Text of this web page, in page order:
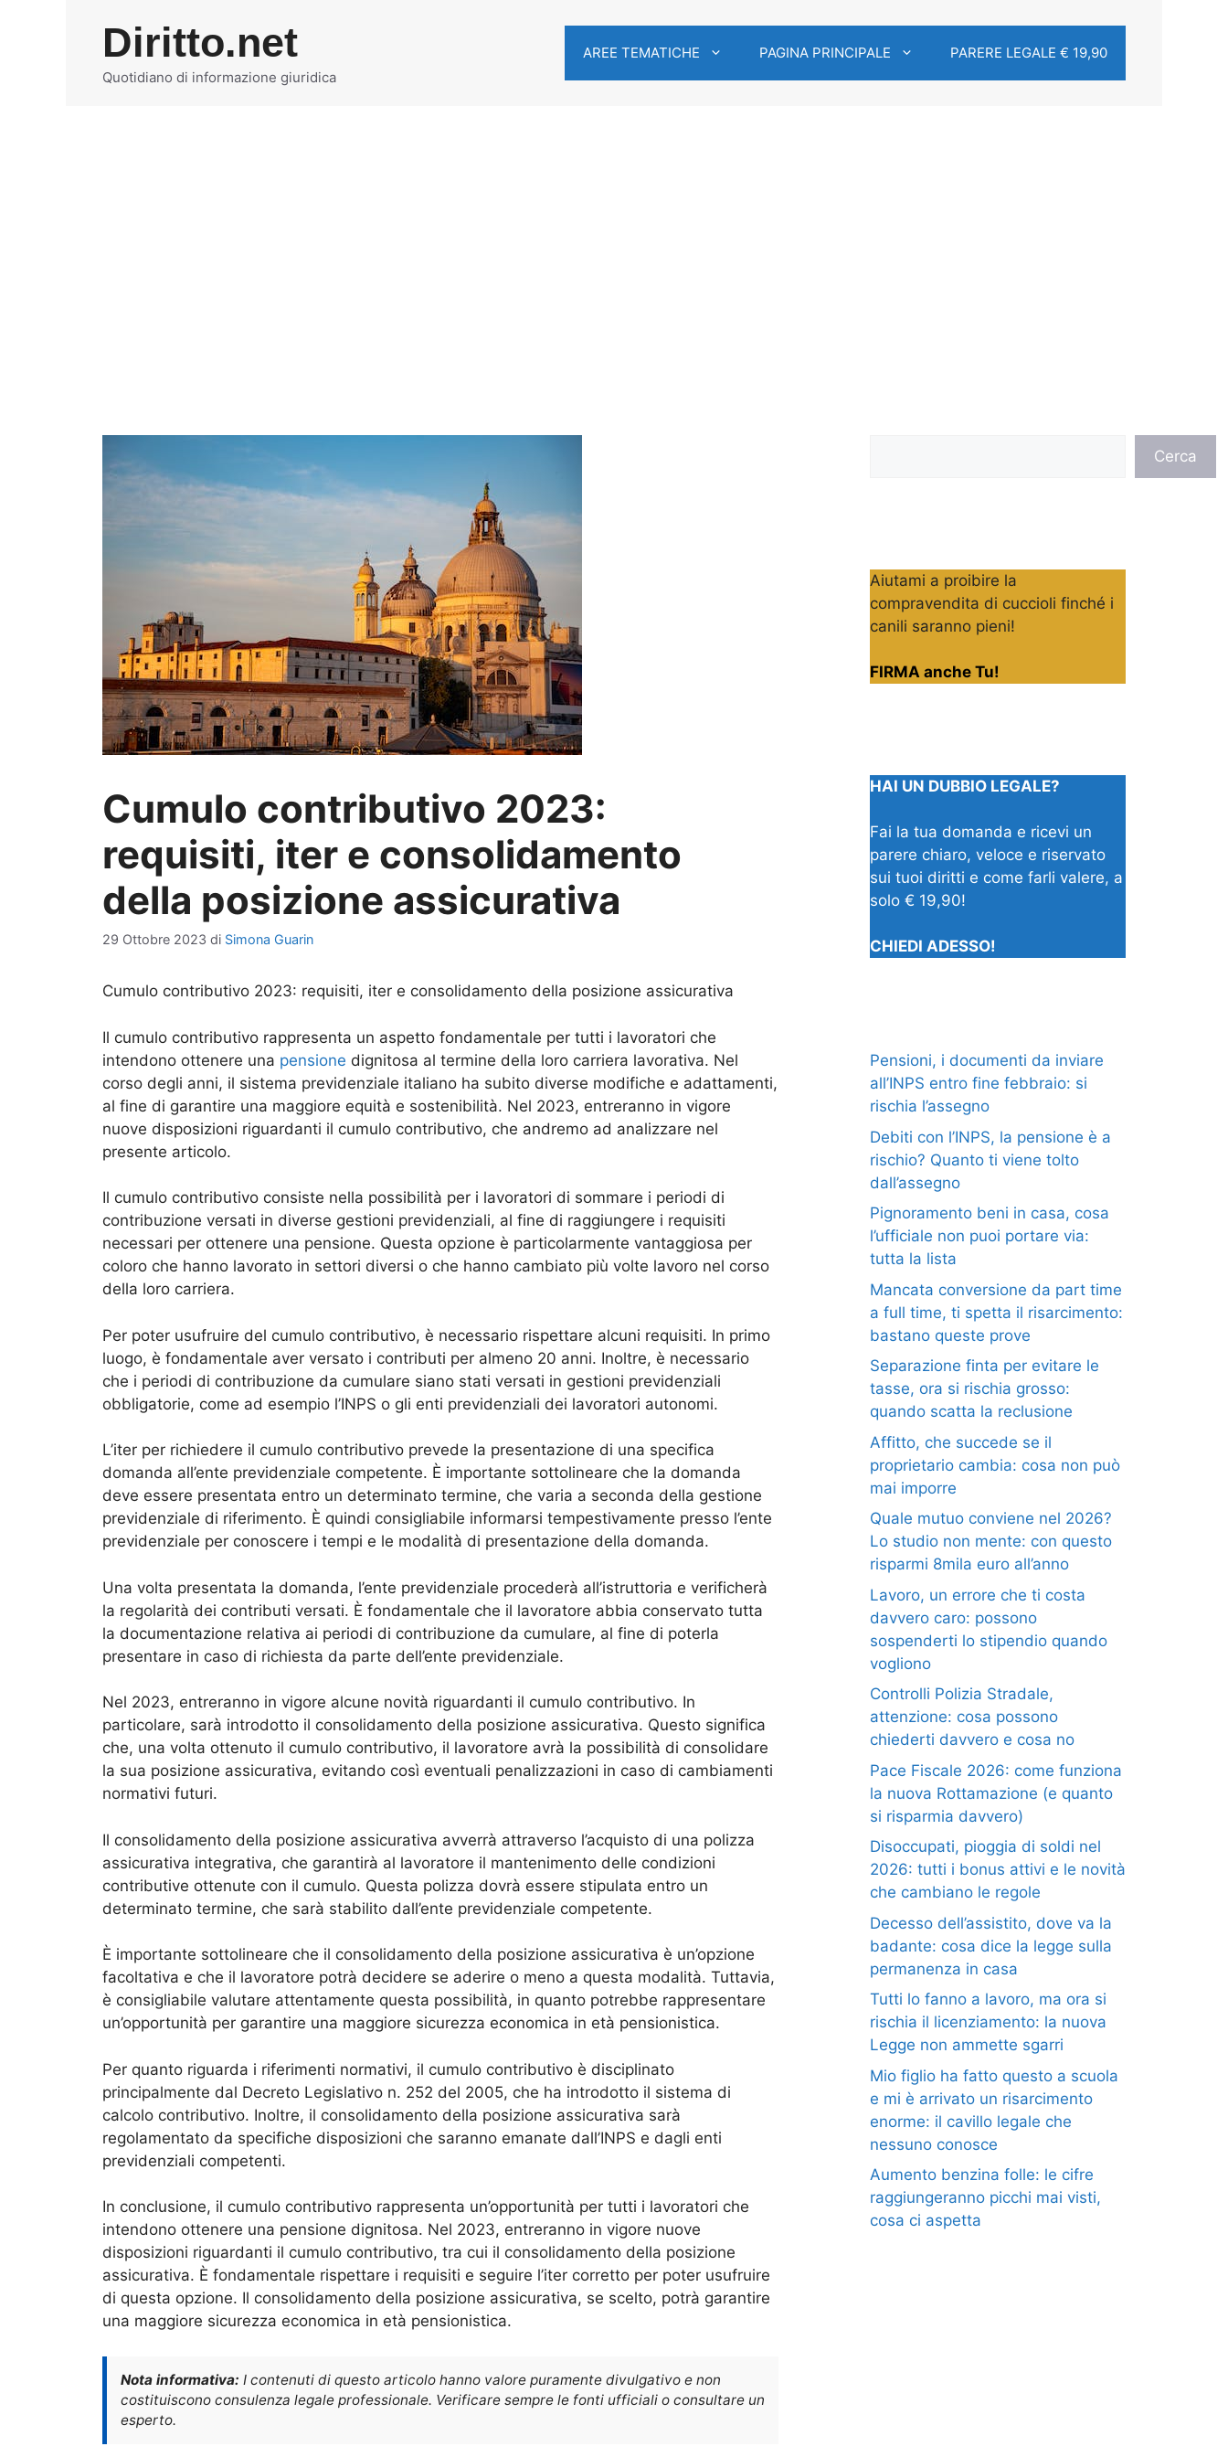
Diritto.net
Quotidiano di informazione giuridica
AREE TEMATICHE PAGINA PRINCIPALE PARERE LEGALE € 19,90
Cumulo contributivo 2023:
requisiti, iter e consolidamento
della posizione assicurativa
29 Ottobre 2023 di Simona Guarin
Cumulo contributivo 2023: requisiti, iter e consolidamento della posizione assicurativa
Il cumulo contributivo rappresenta un aspetto fondamentale per tutti i lavoratori che
intendono ottenere una pensione dignitosa al termine della loro carriera lavorativa. Nel
corso degli anni, il sistema previdenziale italiano ha subito diverse modifiche e adattamenti,
al fine di garantire una maggiore equità e sostenibilità. Nel 2023, entreranno in vigore
nuove disposizioni riguardanti il cumulo contributivo, che andremo ad analizzare nel
presente articolo.
Il cumulo contributivo consiste nella possibilità per i lavoratori di sommare i periodi di
contribuzione versati in diverse gestioni previdenziali, al fine di raggiungere i requisiti
necessari per ottenere una pensione. Questa opzione è particolarmente vantaggiosa per
coloro che hanno lavorato in settori diversi o che hanno cambiato più volte lavoro nel corso
della loro carriera.
Per poter usufruire del cumulo contributivo, è necessario rispettare alcuni requisiti. In primo
luogo, è fondamentale aver versato i contributi per almeno 20 anni. Inoltre, è necessario
che i periodi di contribuzione da cumulare siano stati versati in gestioni previdenziali
obbligatorie, come ad esempio l’INPS o gli enti previdenziali dei lavoratori autonomi.
L’iter per richiedere il cumulo contributivo prevede la presentazione di una specifica
domanda all’ente previdenziale competente. È importante sottolineare che la domanda
deve essere presentata entro un determinato termine, che varia a seconda della gestione
previdenziale di riferimento. È quindi consigliabile informarsi tempestivamente presso l’ente
previdenziale per conoscere i tempi e le modalità di presentazione della domanda.
Una volta presentata la domanda, l’ente previdenziale procederà all’istruttoria e verificherà
la regolarità dei contributi versati. È fondamentale che il lavoratore abbia conservato tutta
la documentazione relativa ai periodi di contribuzione da cumulare, al fine di poterla
presentare in caso di richiesta da parte dell’ente previdenziale.
Nel 2023, entreranno in vigore alcune novità riguardanti il cumulo contributivo. In
particolare, sarà introdotto il consolidamento della posizione assicurativa. Questo significa
che, una volta ottenuto il cumulo contributivo, il lavoratore avrà la possibilità di consolidare
la sua posizione assicurativa, evitando così eventuali penalizzazioni in caso di cambiamenti
normativi futuri.
Il consolidamento della posizione assicurativa avverrà attraverso l’acquisto di una polizza
assicurativa integrativa, che garantirà al lavoratore il mantenimento delle condizioni
contributive ottenute con il cumulo. Questa polizza dovrà essere stipulata entro un
determinato termine, che sarà stabilito dall’ente previdenziale competente.
È importante sottolineare che il consolidamento della posizione assicurativa è un’opzione
facoltativa e che il lavoratore potrà decidere se aderire o meno a questa modalità. Tuttavia,
è consigliabile valutare attentamente questa possibilità, in quanto potrebbe rappresentare
un’opportunità per garantire una maggiore sicurezza economica in età pensionistica.
Per quanto riguarda i riferimenti normativi, il cumulo contributivo è disciplinato
principalmente dal Decreto Legislativo n. 252 del 2005, che ha introdotto il sistema di
calcolo contributivo. Inoltre, il consolidamento della posizione assicurativa sarà
regolamentato da specifiche disposizioni che saranno emanate dall’INPS e dagli enti
previdenziali competenti.
In conclusione, il cumulo contributivo rappresenta un’opportunità per tutti i lavoratori che
intendono ottenere una pensione dignitosa. Nel 2023, entreranno in vigore nuove
disposizioni riguardanti il cumulo contributivo, tra cui il consolidamento della posizione
assicurativa. È fondamentale rispettare i requisiti e seguire l’iter corretto per poter usufruire
di questa opzione. Il consolidamento della posizione assicurativa, se scelto, potrà garantire
una maggiore sicurezza economica in età pensionistica.
Nota informativa: I contenuti di questo articolo hanno valore puramente divulgativo e non
costituiscono consulenza legale professionale. Verificare sempre le fonti ufficiali o consultare un
esperto.
Cerca
Aiutami a proibire la
compravendita di cuccioli finché i
canili saranno pieni!
FIRMA anche Tu!
HAI UN DUBBIO LEGALE?
Fai la tua domanda e ricevi un
parere chiaro, veloce e riservato
sui tuoi diritti e come farli valere, a
solo € 19,90!
CHIEDI ADESSO!
Pensioni, i documenti da inviare
all’INPS entro fine febbraio: si
rischia l’assegno
Debiti con l’INPS, la pensione è a
rischio? Quanto ti viene tolto
dall’assegno
Pignoramento beni in casa, cosa
l’ufficiale non puoi portare via:
tutta la lista
Mancata conversione da part time
a full time, ti spetta il risarcimento:
bastano queste prove
Separazione finta per evitare le
tasse, ora si rischia grosso:
quando scatta la reclusione
Affitto, che succede se il
proprietario cambia: cosa non può
mai imporre
Quale mutuo conviene nel 2026?
Lo studio non mente: con questo
risparmi 8mila euro all’anno
Lavoro, un errore che ti costa
davvero caro: possono
sospenderti lo stipendio quando
vogliono
Controlli Polizia Stradale,
attenzione: cosa possono
chiederti davvero e cosa no
Pace Fiscale 2026: come funziona
la nuova Rottamazione (e quanto
si risparmia davvero)
Disoccupati, pioggia di soldi nel
2026: tutti i bonus attivi e le novità
che cambiano le regole
Decesso dell’assistito, dove va la
badante: cosa dice la legge sulla
permanenza in casa
Tutti lo fanno a lavoro, ma ora si
rischia il licenziamento: la nuova
Legge non ammette sgarri
Mio figlio ha fatto questo a scuola
e mi è arrivato un risarcimento
enorme: il cavillo legale che
nessuno conosce
Aumento benzina folle: le cifre
raggiungeranno picchi mai visti,
cosa ci aspetta